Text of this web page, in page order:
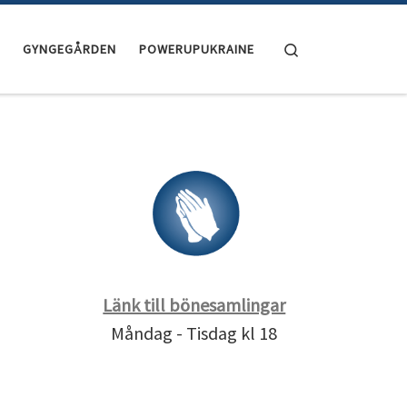
GYNGEGÅRDEN POWERUPUKRAINE
Länk till bönesamlingar
Måndag - Tisdag kl 18